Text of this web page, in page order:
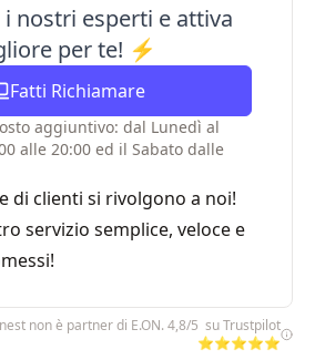
nostri esperti e attiva
per te! ⚡
Fatti Richiamare
aggiuntivo: dal Lunedì al
alle 20:00 ed il Sabato dalle
di clienti si rivolgono a noi!
servizio semplice, veloce e
non è partner di E.ON. 4,8/5 su Trustpilot
⭐⭐⭐⭐⭐